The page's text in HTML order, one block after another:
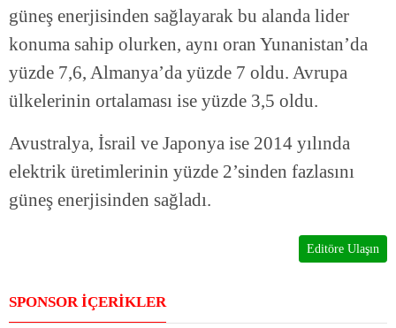
güneş enerjisinden sağlayarak bu alanda lider
konuma sahip olurken, aynı oran Yunanistan’da
yüzde 7,6, Almanya’da yüzde 7 oldu. Avrupa
ülkelerinin ortalaması ise yüzde 3,5 oldu.
Avustralya, İsrail ve Japonya ise 2014 yılında
elektrik üretimlerinin yüzde 2’sinden fazlasını
güneş enerjisinden sağladı.
Editöre Ulaşın
SPONSOR İÇERİKLER